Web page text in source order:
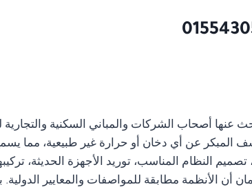
عنها أصحاب الشركات والمباني السكنية
عن أي دخان أو حرارة غير طبيعية، مما
النظام المناسب، توريد الأجهزة الحديثة،
أن الأنظمة مطابقة للمواصفات والمعايير